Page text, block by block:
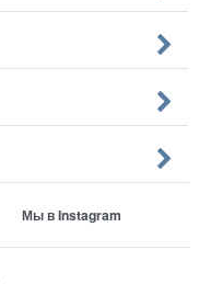
Мы в Instagram